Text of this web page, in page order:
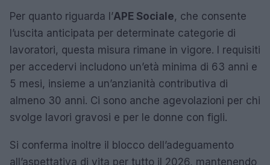
Per quanto riguarda l’APE Sociale, che consente
l’uscita anticipata per determinate categorie di
lavoratori, questa misura rimane in vigore. I requisiti
per accedervi includono un’età minima di 63 anni e
5 mesi, insieme a un’anzianità contributiva di
almeno 30 anni. Ci sono anche agevolazioni per chi
svolge lavori gravosi e per le donne con figli.
Si conferma inoltre il blocco dell’adeguamento
all’aspettativa di vita per tutto il 2026, mantenendo